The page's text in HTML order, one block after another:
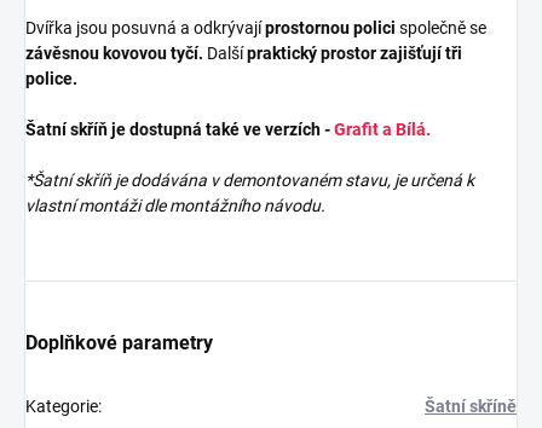
Dvířka jsou posuvná a odkrývajíprostornou polici společně se
závěsnou kovovou tyčí. Dalšípraktický prostor zajišťují tři
police.
Šatní skříň je dostupná také ve verzích -Grafit a Bílá.
*Šatní skříň je dodávána v demontovaném stavu, je určená k
vlastní montáži dle montážního návodu.
Doplňkové parametry
Kategorie: Šatní skříně